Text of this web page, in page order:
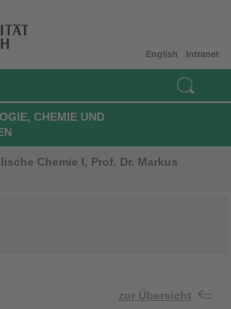
Intranet
English
CHEMIE UND
Chemie I, Prof. Dr. Markus
zur Übersicht